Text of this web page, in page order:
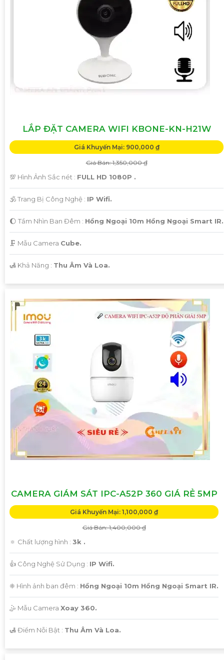
LẮP ĐẶT CAMERA WIFI KBONE-KN-H21W
Giá Khuyến Mại: 900,000 ₫
Giá Bán: 1,350,000 ₫
💯 Hình Ảnh Sắc nét : FULL HD 1080P .
🕉️ Trang Bị Công Nghệ : IP Wifi.
🌔 Tầm Nhìn Ban Đêm : Hồng Ngoại 10m Hồng Ngoại Smart IR.
🗜️ Mẫu Camera Cube.
️🛃 Khả Năng : Thu Âm Và Loa.
CAMERA GIÁM SÁT IPC-A52P 360 GIÁ RẺ 5MP
Giá Khuyến Mại: 1,100,000 ₫
Giá Bán: 1,400,000 ₫
🔅 Chất lượng hình : 3k .
👍 Công Nghệ Sử Dụng : IP Wifi.
❈ Hình ảnh ban đêm : Hồng Ngoại 10m Hồng Ngoại Smart IR.
🤹 Mẫu Camera Xoay 360.
️🛃 Điểm Nỗi Bật : Thu Âm Và Loa.